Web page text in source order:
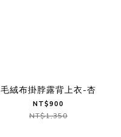
毛絨布掛脖露背上衣-杏
NT$900
NT$1,350